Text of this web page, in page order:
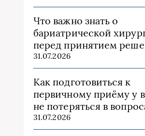
Что важно знать о
бариатрической
перед принятием
31.07.2026
Как подготовиться к
первичному приёму у
не потеряться в
31.07.2026